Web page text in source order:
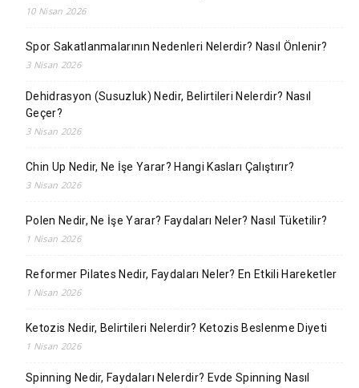
10 Nisan 2026
Spor Sakatlanmalarının Nedenleri Nelerdir? Nasıl Önlenir?
3 Nisan 2026
Dehidrasyon (Susuzluk) Nedir, Belirtileri Nelerdir? Nasıl
Geçer?
3 Nisan 2026
Chin Up Nedir, Ne İşe Yarar? Hangi Kasları Çalıştırır?
3 Nisan 2026
Polen Nedir, Ne İşe Yarar? Faydaları Neler? Nasıl Tüketilir?
1 Nisan 2026
Reformer Pilates Nedir, Faydaları Neler? En Etkili Hareketler
1 Nisan 2026
Ketozis Nedir, Belirtileri Nelerdir? Ketozis Beslenme Diyeti
1 Nisan 2026
Spinning Nedir, Faydaları Nelerdir? Evde Spinning Nasıl